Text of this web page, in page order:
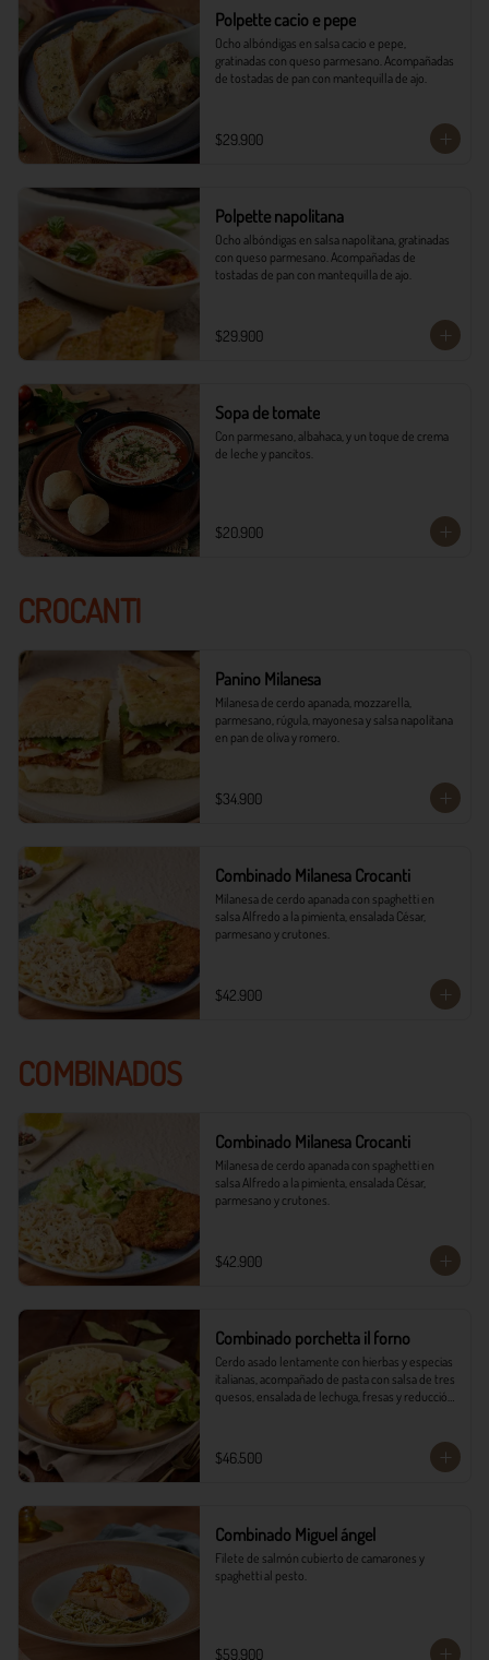
Polpette cacio e pepe
Ocho albóndigas en salsa cacio e pepe,
gratinadas con queso parmesano. Acompañadas
de tostadas de pan con mantequilla de ajo.
$29.900
Polpette napolitana
Ocho albóndigas en salsa napolitana, gratinadas
con queso parmesano. Acompañadas de
tostadas de pan con mantequilla de ajo.
$29.900
Sopa de tomate
Con parmesano, albahaca, y un toque de crema
de leche y pancitos.
$20.900
CROCANTI
Panino Milanesa
Milanesa de cerdo apanada, mozzarella,
parmesano, rúgula, mayonesa y salsa napolitana
en pan de oliva y romero.
$34.900
Combinado Milanesa Crocanti
Milanesa de cerdo apanada con spaghetti en
salsa Alfredo a la pimienta, ensalada César,
parmesano y crutones.
$42.900
COMBINADOS
Combinado Milanesa Crocanti
Milanesa de cerdo apanada con spaghetti en
salsa Alfredo a la pimienta, ensalada César,
parmesano y crutones.
$42.900
Combinado porchetta il forno
Cerdo asado lentamente con hierbas y especias
italianas, acompañado de pasta con salsa de tres
quesos, ensalada de lechuga, fresas y reducción
$46.500
Combinado Miguel ángel
Filete de salmón cubierto de camarones y
spaghetti al pesto.
$59.900